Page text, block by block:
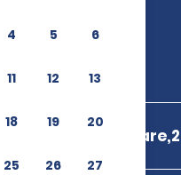
4 5 6
11 12 13
18 19 20
25 26 27
29 Cr De La